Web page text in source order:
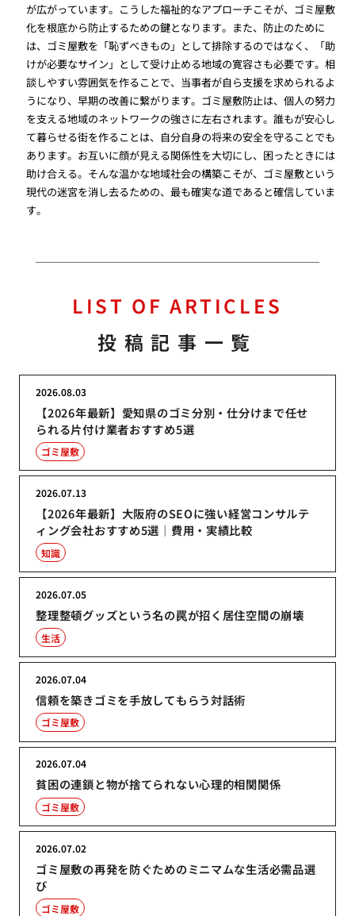
が広がっています。こうした福祉的なアプローチこそが、ゴミ屋敷
化を根底から防止するための鍵となります。また、防止のために
は、ゴミ屋敷を「恥ずべきもの」として排除するのではなく、「助
けが必要なサイン」として受け止める地域の寛容さも必要です。相
談しやすい雰囲気を作ることで、当事者が自ら支援を求められるよ
うになり、早期の改善に繋がります。ゴミ屋敷防止は、個人の努力
を支える地域のネットワークの強さに左右されます。誰もが安心し
て暮らせる街を作ることは、自分自身の将来の安全を守ることでも
あります。お互いに顔が見える関係性を大切にし、困ったときには
助け合える。そんな温かな地域社会の構築こそが、ゴミ屋敷という
現代の迷宮を消し去るための、最も確実な道であると確信していま
す。
LIST OF ARTICLES
投稿記事一覧
【2026年最新】愛知県のゴミ分別・仕分けまで任せ
られる片付け業者おすすめ5選
2026.08.03
ゴミ屋敷
【2026年最新】大阪府のSEOに強い経営コンサルテ
ィング会社おすすめ5選｜費用・実績比較
2026.07.13
知識
整理整頓グッズという名の罠が招く居住空間の崩壊
2026.07.05
生活
信頼を築きゴミを手放してもらう対話術
2026.07.04
ゴミ屋敷
貧困の連鎖と物が捨てられない心理的相関関係
2026.07.04
ゴミ屋敷
ゴミ屋敷の再発を防ぐためのミニマムな生活必需品選
び
2026.07.02
ゴミ屋敷